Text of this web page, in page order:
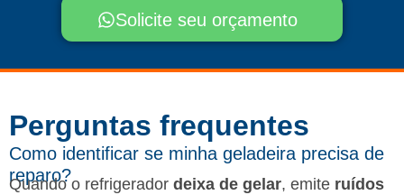
Solicite seu orçamento
Perguntas frequentes​
Como identificar se minha geladeira precisa de
reparo?
Quando o refrigerador deixa de gelar, emite ruídos